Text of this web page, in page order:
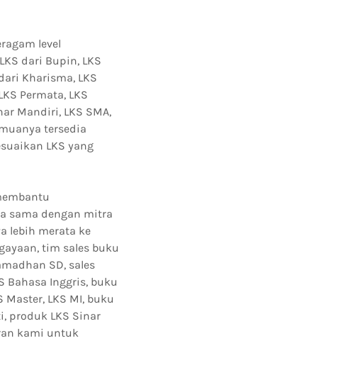
level
dari Bupin, LKS
Kharisma, LKS
Permata, LKS
Mandiri, LKS SMA,
tersedia
LKS yang
sama dengan mitra
lebih merata ke
tim sales buku
SD, sales
Bahasa Inggris, buku
Master, LKS MI, buku
produk LKS Sinar
kami untuk